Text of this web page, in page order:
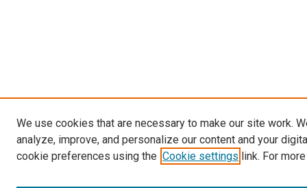
We use cookies that are necessary to make our site work.
analyze, improve, and personalize our content and your
cookie preferences using the Cookie settings link. For